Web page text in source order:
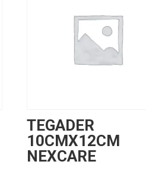
TEGADER
10CMX12CM
NEXCARE